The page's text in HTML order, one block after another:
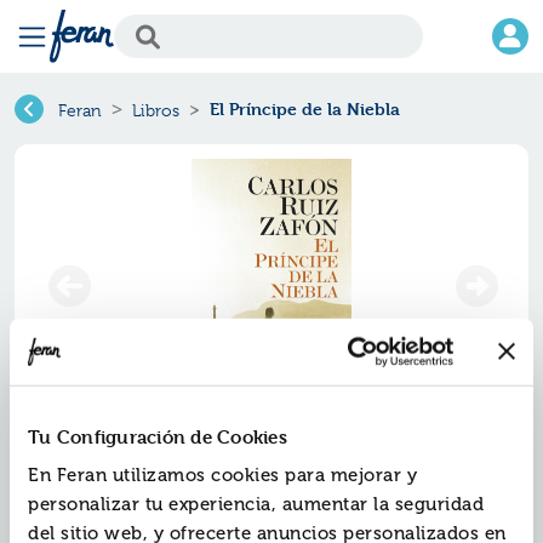
Tu Configuración de Cookies
En Feran utilizamos cookies para mejorar y
personalizar tu experiencia, aumentar la seguridad
del sitio web, y ofrecerte anuncios personalizados en
Feran Libros El Príncipe de la Niebla
El príncipe de la niebla
Ref.ZPT-13146
ISBN:9788408131465